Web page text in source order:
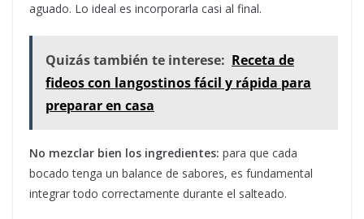
aguado. Lo ideal es incorporarla casi al final.
Quizás también te interese: Receta de
fideos con langostinos fácil y rápida para
preparar en casa
No mezclar bien los ingredientes: para que cada
bocado tenga un balance de sabores, es fundamental
integrar todo correctamente durante el salteado.